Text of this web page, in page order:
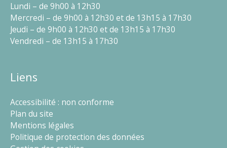
Lundi – de 9h00 à 12h30
Mercredi – de 9h00 à 12h30 et de 13h15 à 17h30
Jeudi – de 9h00 à 12h30 et de 13h15 à 17h30
Vendredi – de 13h15 à 17h30
Liens
Accessibilité : non conforme
Plan du site
Mentions légales
Politique de protection des données